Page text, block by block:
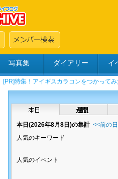
写真集 ダイアリー イ
本日(2026年8月8日)の集計 <<前の
人気のキーワード
人気のイベント